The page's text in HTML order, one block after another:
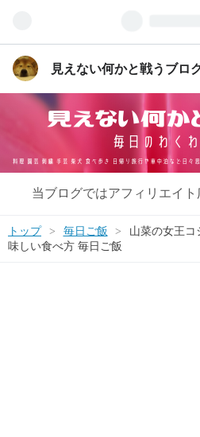
見えない何かと戦うブロ
当ブログではアフィリエイ
トップ > 毎日ご飯 >
山菜の女王コ
味しい食べ方 毎日ご飯